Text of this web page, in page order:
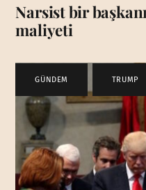
Narsist bir
maliyeti
GÜNDEM TRUMP